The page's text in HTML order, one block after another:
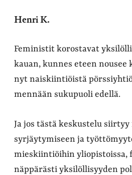
Henri K.
Feministit korostavat
kauan, kunnes eteen nousee
nyt naiskiintiöistä
mennään sukupuoli edellä.
Ja jos tästä keskustelu
syrjäytymiseen ja
mieskiintiöihin yliopistoissa,
näppärästi yksilöllisyyden